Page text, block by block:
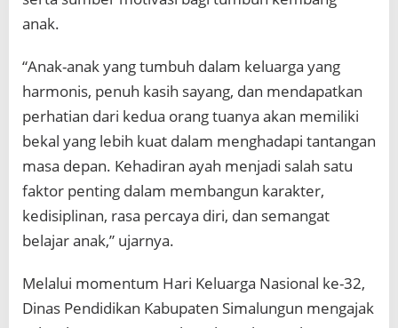
anak.
“Anak-anak yang tumbuh dalam keluarga yang
harmonis, penuh kasih sayang, dan mendapatkan
perhatian dari kedua orang tuanya akan memiliki
bekal yang lebih kuat dalam menghadapi tantangan
masa depan. Kehadiran ayah menjadi salah satu
faktor penting dalam membangun karakter,
kedisiplinan, rasa percaya diri, dan semangat
belajar anak,” ujarnya.
Melalui momentum Hari Keluarga Nasional ke-32,
Dinas Pendidikan Kabupaten Simalungun mengajak